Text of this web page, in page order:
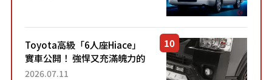
車？...
Toyota高級「6人座Hiace」
實車公開！ 強悍又充滿魄力的
「全黑設計」搭配特別「豪華
2026.07.11